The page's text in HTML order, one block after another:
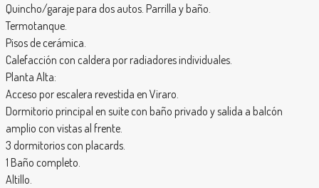
Quincho/garaje para dos autos. Parrilla y baño.
Termotanque.
Pisos de cerámica.
Calefacción con caldera por radiadores individuales.
Planta Alta:
Acceso por escalera revestida en Viraro.
Dormitorio principal en suite con baño privado y salida a balcón
amplio con vistas al frente.
3 dormitorios con placards.
1 Baño completo.
Altillo.